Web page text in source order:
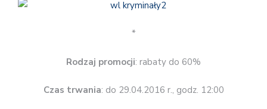
*
Rodzaj promocji: rabaty do 60%
Czas trwania: do 29.04.2016 r., godz. 12:00